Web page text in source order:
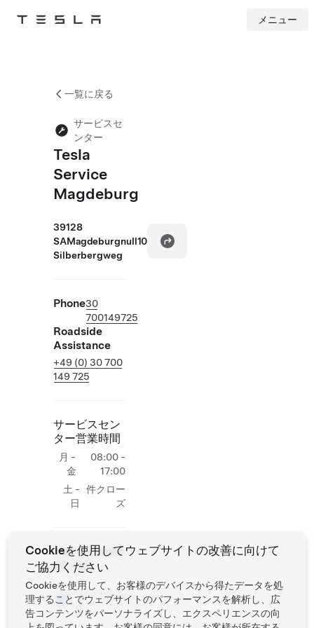
Tesla メニュー
一覧に戻る
サービスセ
ンター
Tesla
Service
Magdeburg
39128
SAMagdeburgnull10
Silberbergweg
Phone30
700149725
Roadside
Assistance
+49 (0) 30 700
149 725
サービスセン
ター営業時間
月 -
金
08:00 -
17:00
土 -
日
件クロー
ズ
現場でのTesla作
業の追加
セルフ試
乗
Cookieを使用してウェブサイトの改善に向けて
ご協力ください
Cookieを使用して、お客様のデバイスから得たデータを処
理することでウェブサイトのパフォーマンスを解析し、広
告コンテンツをパーソナライズし、エクスペリエンスの向